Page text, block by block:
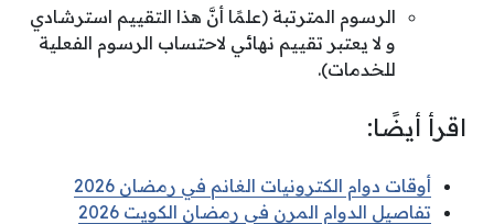
الرسوم المترتبة (علمًا أنَّ هذا التقييم استرشادي
و لا يعتبر تقييم نهائي لاحتساب الرسوم الفعلية
للخدمات).
اقرأ أيضًا:
أوقات دوام الكترونيات الغانم في رمضان 2026
تفاصيل الدوام المرن في رمضان الكويت 2026